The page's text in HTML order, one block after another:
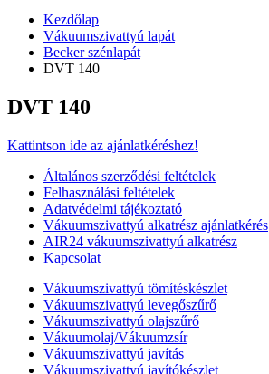
Kezdőlap
Vákuumszivattyú lapát
Becker szénlapát
DVT 140
DVT 140
Kattintson ide az ajánlatkéréshez!
Általános szerződési feltételek
Felhasználási feltételek
Adatvédelmi tájékoztató
Vákuumszivattyú alkatrész ajánlatkérés
AIR24 vákuumszivattyú alkatrész
Kapcsolat
Vákuumszivattyú tömítéskészlet
Vákuumszivattyú levegőszűrő
Vákuumszivattyú olajszűrő
Vákuumolaj/Vákuumzsír
Vákuumszivattyú javítás
Vákuumszivattyú javítókészlet